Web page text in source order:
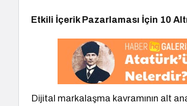
Etkili İçerik Pazarlaması İçin 10
Dijital markalaşma kavramının alt